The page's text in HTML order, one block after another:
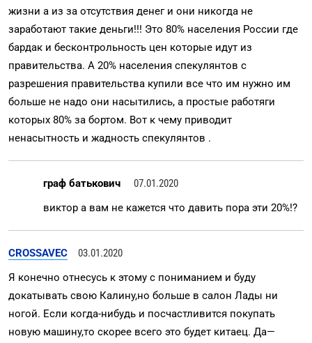
жизни а из за отсутствия денег и они никогда не
заработают такие деньги!!! Это 80% населения России где
бардак и бесконтрольность цен которые идут из
правительства. А 20% населения спекулянтов с
разрешения правительства купили все что им нужно им
больше не надо они насытились, а простые работяги
которых 80% за бортом. Вот к чему приводит
ненасытность и жадность спекулянтов .
граф батькович
07.01.2020
виктор а вам не кажется что давить пора эти 20%!?
CROSSAVEC
03.01.2020
Я конечно отнесусь к этому с пониманием и буду
докатывать свою Калину,но больше в салон Лады ни
ногой. Если когда-нибудь и посчастливится покупать
новую машину,то скорее всего это будет китаец. Да—